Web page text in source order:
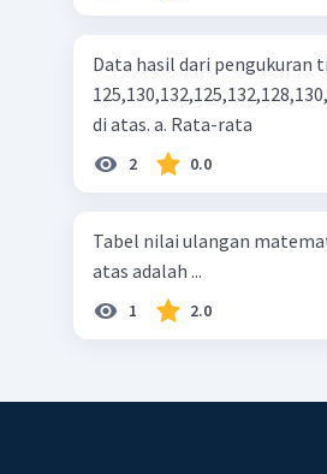
Data hasil dari pengukuran
di atas. a. Rata-rata
2 0.0
Tabel nilai ulangan matematika kelas 5. Mean
atas adalah ...
1 2.0